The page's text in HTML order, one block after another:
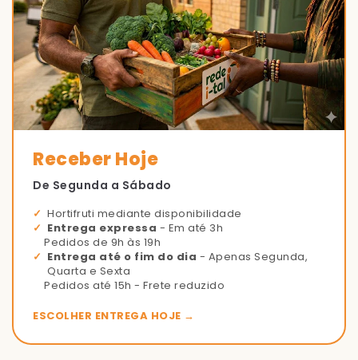
Receber Hoje
De Segunda a Sábado
Hortifruti mediante disponibilidade
Entrega expressa - Em até 3h
Pedidos de 9h às 19h
Entrega até o fim do dia - Apenas Segunda,
Quarta e Sexta
Pedidos até 15h - Frete reduzido
ESCOLHER ENTREGA HOJE →